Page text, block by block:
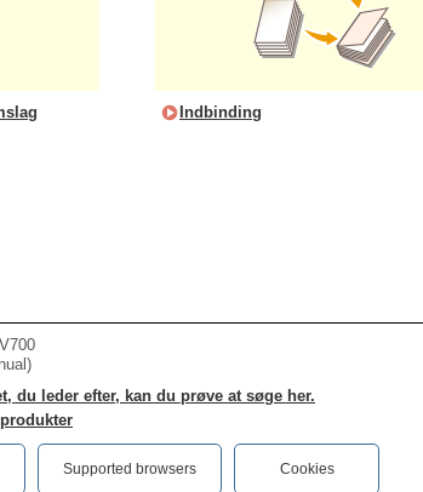
Indbinding
du leder efter, kan du prøve at søge her.
Supported browsers Cookies